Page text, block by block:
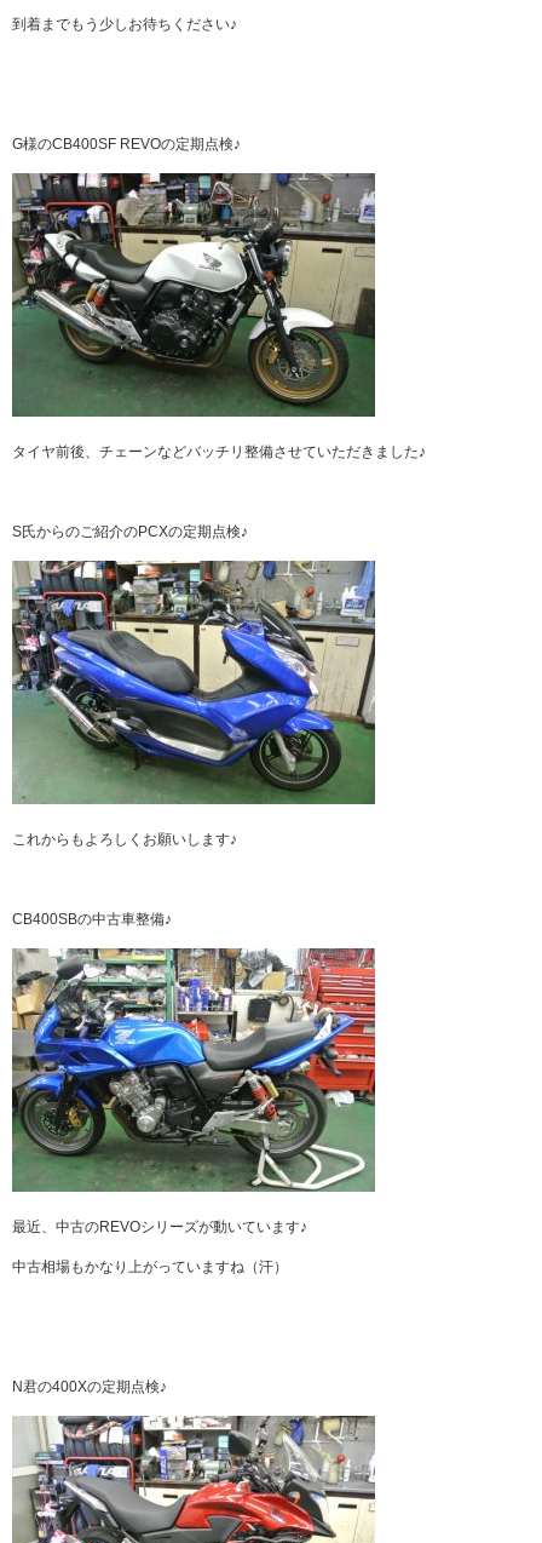
到着までもう少しお待ちください♪
G様のCB400SF REVOの定期点検♪
タイヤ前後、チェーンなどバッチリ整備させていただきました♪
S氏からのご紹介のPCXの定期点検♪
これからもよろしくお願いします♪
CB400SBの中古車整備♪
最近、中古のREVOシリーズが動いています♪
中古相場もかなり上がっていますね（汗）
N君の400Xの定期点検♪